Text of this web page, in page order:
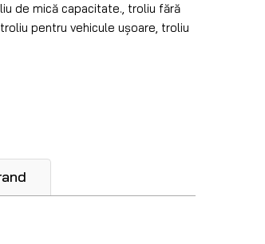
de mică capacitate., troliu fără
troliu pentru vehicule ușoare, troliu